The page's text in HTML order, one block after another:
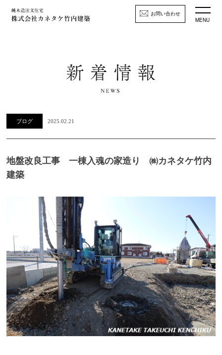
お問い合わせ
MENU
ブログ 2025.02.21
地盤改良工事 一棟入魂の家造り ㈱カネタケ竹内
建築